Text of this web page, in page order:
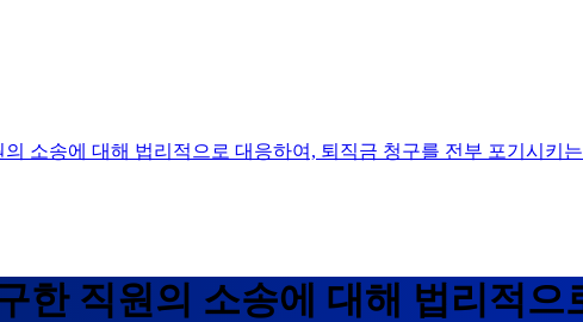
소송에 대해 법리적으로 대응하여, 퇴직금 청구를 전부 포기시키
한 직원의 소송에 대해 법리적으